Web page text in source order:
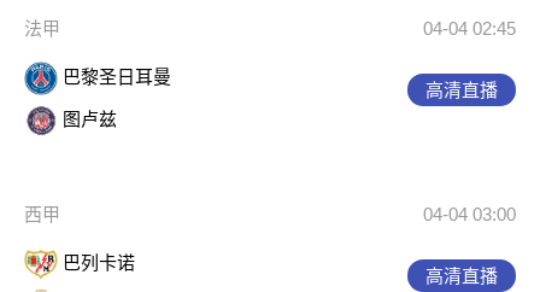
法甲 04-04 02:45
巴黎圣日耳曼
图卢兹
高清直播
西甲 04-04 03:00
巴列卡诺
高清直播